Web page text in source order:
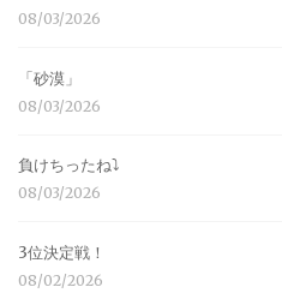
08/03/2026
「砂漠」
08/03/2026
負けちったね⤵︎
08/03/2026
3位決定戦！
08/02/2026